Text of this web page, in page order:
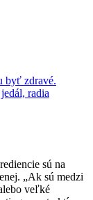
byť zdravé.
radia
sú na
„Ak sú medzi
veľké